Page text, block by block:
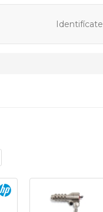
Identifícate